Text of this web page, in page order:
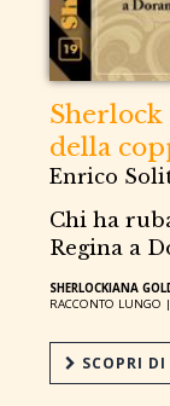
della
Enrico
Chi ha
Regina a
SHERLOCKIANA
RACCONTO
SCOPRI DI